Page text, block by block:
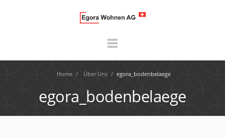
Home / Über Uns / egora_bodenbelaege
egora_bodenbelaege